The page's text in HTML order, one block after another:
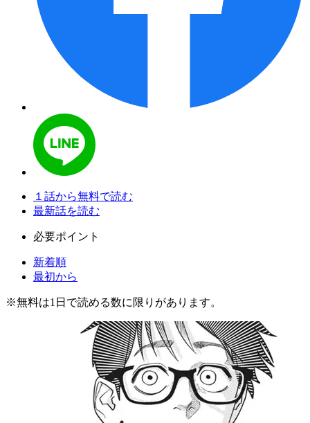
１話から無料で読む
最新話を読む
必要ポイント
新着順
最初から
※無料は1日で読める数に限りがあります。